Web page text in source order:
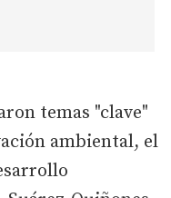
temas "clave"
ambiental, el